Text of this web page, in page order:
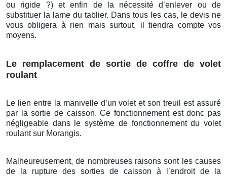
ou rigide ?) et enfin de la nécessité d’enlever ou de
substituer la lame du tablier. Dans tous les cas, le devis ne
vous obligera à rien mais surtout, il tiendra compte vos
moyens.
Le remplacement de sortie de coffre de volet
roulant
Le lien entre la manivelle d’un volet et son treuil est assuré
par la sortie de caisson. Ce fonctionnement est donc pas
négligeable dans le système de fonctionnement du volet
roulant sur Morangis.
Malheureusement, de nombreuses raisons sont les causes
de la rupture des sorties de caisson à l’endroit de la